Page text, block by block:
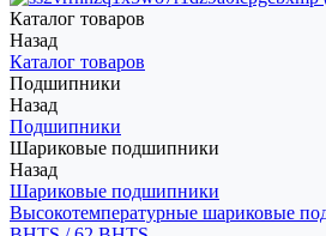
Каталог товаров
Назад
Каталог товаров
Подшипники
Назад
Подшипники
Шариковые подшипники
Назад
Шариковые подшипники
Высокотемпературные шариковые